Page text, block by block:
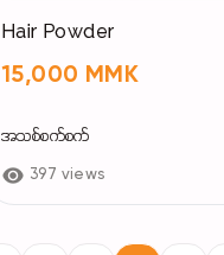
Hair Powder
15,000 MMK
အသစ်စက်စက်
397 views